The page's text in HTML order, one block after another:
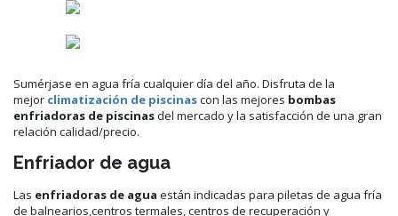
Sumérjase en agua fría cualquier día del año. Disfruta de la
mejor climatización de piscinascon las mejores bombas
enfriadoras de piscinasdel mercado y la satisfacción de una gran
relación calidad/precio.
Enfriador de agua
Las enfriadoras de agua están indicadas para piletas de agua fría
de balnearios,centros termales, centros de recuperación y